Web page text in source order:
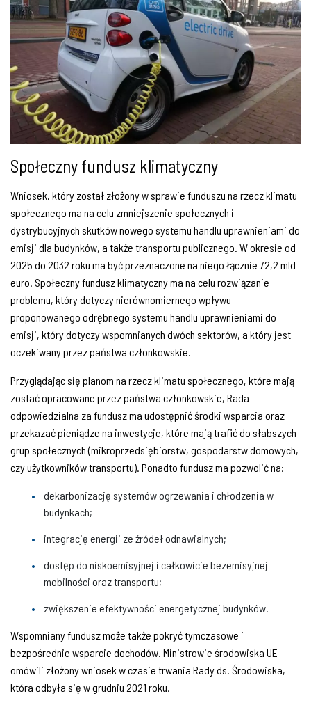
Społeczny fundusz klimatyczny
Wniosek, który został złożony w sprawie funduszu na rzecz klimatu
społecznego ma na celu zmniejszenie społecznych i
dystrybucyjnych skutków nowego systemu handlu uprawnieniami do
emisji dla budynków, a także transportu publicznego. W okresie od
2025 do 2032 roku ma być przeznaczone na niego łącznie 72,2 mld
euro. Społeczny fundusz klimatyczny ma na celu rozwiązanie
problemu, który dotyczy nierównomiernego wpływu
proponowanego odrębnego systemu handlu uprawnieniami do
emisji, który dotyczy wspomnianych dwóch sektorów, a który jest
oczekiwany przez państwa członkowskie.
Przyglądając się planom na rzecz klimatu społecznego, które mają
zostać opracowane przez państwa członkowskie, Rada
odpowiedzialna za fundusz ma udostępnić środki wsparcia oraz
przekazać pieniądze na inwestycje, które mają trafić do słabszych
grup społecznych (mikroprzedsiębiorstw, gospodarstw domowych,
czy użytkowników transportu). Ponadto fundusz ma pozwolić na:
dekarbonizację systemów ogrzewania i chłodzenia w
budynkach;
integrację energii ze źródeł odnawialnych;
dostęp do niskoemisyjnej i całkowicie bezemisyjnej
mobilności oraz transportu;
zwiększenie efektywności energetycznej budynków.
Wspomniany fundusz może także pokryć tymczasowe i
bezpośrednie wsparcie dochodów. Ministrowie środowiska UE
omówili złożony wniosek w czasie trwania Rady ds. Środowiska,
która odbyła się w grudniu 2021 roku.